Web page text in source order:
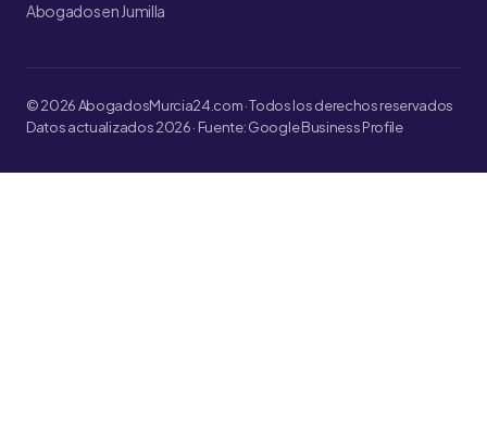
Abogados en Jumilla
© 2026 AbogadosMurcia24.com · Todos los derechos reservados
Datos actualizados 2026 · Fuente: Google Business Profile